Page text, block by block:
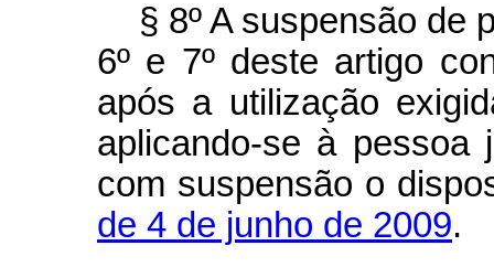
§ 8º A suspensão de
6º e 7º deste artigo
após a utilização
aplicando-se à pessoa
com suspensão o
de 4 de junho de 2009.